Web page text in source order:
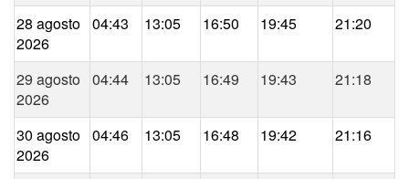
28 agosto
2026
04:43 13:05 16:50 19:45 21:20
29 agosto
2026
04:44 13:05 16:49 19:43 21:18
30 agosto
2026
04:46 13:05 16:48 19:42 21:16